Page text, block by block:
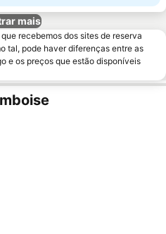
mais
recebemos dos sites de reserva
tal, pode haver diferenças entre as
e os preços que estão disponíveis